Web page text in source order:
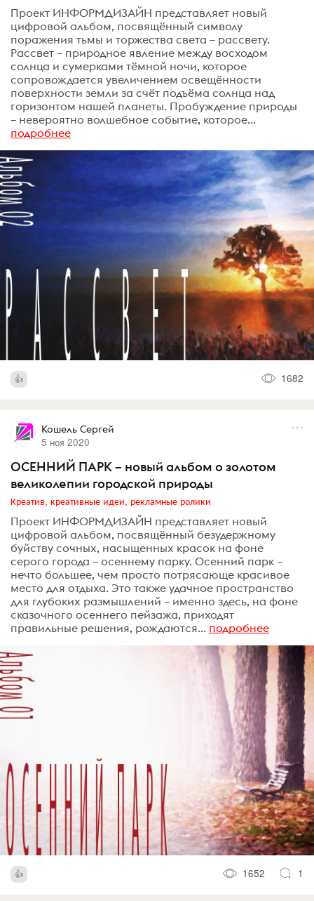
Проект ИНФОРМДИЗАЙН представляет новый
цифровой альбом, посвящённый символу
поражения тьмы и торжества света – рассвету.
Рассвет – природное явление между восходом
солнца и сумерками тёмной ночи, которое
сопровождается увеличением освещённости
поверхности земли за счёт подъёма солнца над
горизонтом нашей планеты. Пробуждение природы
– невероятно волшебное событие, которое...
подробнее
1682
Кошель Сергей
5 ноя 2020
ОСЕННИЙ ПАРК – новый альбом о золотом
великолепии городской природы
Креатив, креативные идеи, рекламные ролики
Проект ИНФОРМДИЗАЙН представляет новый
цифровой альбом, посвящённый безудержному
буйству сочных, насыщенных красок на фоне
серого города – осеннему парку. Осенний парк –
нечто большее, чем просто потрясающе красивое
место для отдыха. Это также удачное пространство
для глубоких размышлений – именно здесь, на фоне
сказочного осеннего пейзажа, приходят
правильные решения, рождаются... подробнее
1652 1